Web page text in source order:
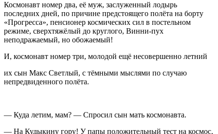
Космонавт номер два, её муж, заслуженный лодырь
последних дней, по причине предстоящего полёта на борту
«Прогресса», пенсионер космических сил в постельном
режиме, сверхтяжёлый до круглого, Винни-пух
неподражаемый, но обожаемый!
И, космонавт номер три, молодой ещё несовершенно летний
их сын Макс Светлый, с тёмными мыслями по случаю
непредвиденного полёта.
— Куда летим, мам? — Спросил сын мать космонавта.
— На Кудыкину гору! У папы положительный тест на космос,